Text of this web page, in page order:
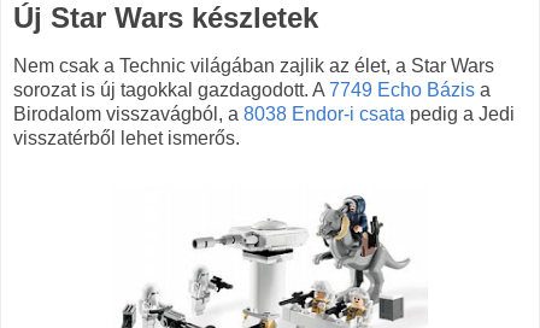
Új Star Wars készletek
Nem csak a Technic világában zajlik az élet, a Star Wars
sorozat is új tagokkal gazdagodott. A 7749 Echo Bázis a
Birodalom visszavágból, a 8038 Endor-i csata pedig a Jedi
visszatérből lehet ismerős.